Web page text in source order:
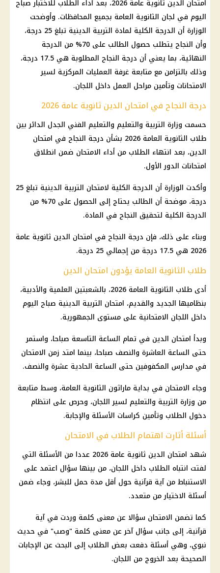
امتحان الدين ثانوية عامة 2026
، بعد أداء الطلاب للاختبار صباح
اليوم في لجان الثانوية العامة بجميع المحافظات. وأوضحت
الوزارة أن الدرجة الكلية لمادة التربية الدينية تبلغ 25 درجة،
وأن النجاح يتطلب حصول الطالب على 70% من الدرجة
النهائية، بما يعني أن درجة النجاح المطلوبة هي 17.5 درجة،
وذلك بالتزامن مع متابعة غرفة العمليات المركزية لسير
الامتحانات وتأمين مراحل العمل داخل اللجان.
درجة النجاح في امتحان الدين ثانوية عامة 2026
حسمت وزارة التربية والتعليم والتعليم الفني الجدل الدائر بين
طلاب الثانوية العامة
2026 بشأن درجة النجاح في امتحان
الدين، بعد انتهاء الطلاب من أداء الامتحان ضمن انطلاق
امتحانات الدور الأول.
وأكدت الوزارة أن الدرجة الكلية لامتحان التربية الدينية تبلغ 25
درجة، موضحة أن الطالب يحتاج إلى الحصول على 70% من
الدرجة الكلية لتحقيق النجاح في المادة.
وبناء على ذلك، فإن درجة النجاح في امتحان الدين ثانوية عامة
2026 هي 17.5 درجة من إجمالي 25 درجة.
طلاب الثانوية العامة يؤدون امتحان الدين
أدى طلاب الثانوية العامة
2026، بالشعبتين العلمية والأدبية،
بنظاميها الجديد والقديم، امتحان التربية الدينية صباح اليوم
داخل اللجان الامتحانية على مستوى الجمهورية.
وبدأ امتحان الدين في تمام الساعة التاسعة صباحا، واستمر
حتى الساعة العاشرة والنصف صباحا، بينما امتد زمن الامتحان
في مدارس المكفوفين حتى الساعة الحادية عشرة والنصف.
وجاء الامتحان في بداية ماراثون الثانوية العامة، وسط متابعة
من وزارة التربية والتعليم لسير اللجان، وحرص على انتظام
دخول الطلاب وتأمين كراسات الأسئلة والإجابة.
أسئلة أثارت اهتمام الطلاب في الامتحان
شهد امتحان الدين ثانوية عامة 2026
عددا من الأسئلة التي
لفتت انتباه الطلاب داخل اللجان، من بينها سؤال اعتمد على
الاستنباط من آية قرآنية حول أقل مدة حمل للبشر، وجاء ضمن
أسئلة الاختيار من متعدد.
كما تضمن الامتحان سؤالا عن معنى كلمة وردت في آية
قرآنية، إلى جانب سؤال آخر عن معنى كلمة "وصب" في حديث
نبوي، وهي أسئلة دفعت بعض الطلاب إلى البحث عن الإجابات
الصحيحة بعد الخروج من اللجان.